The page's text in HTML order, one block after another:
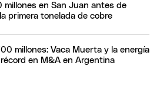
millones en San Juan antes de
primera tonelada de cobre
millones: Vaca Muerta y la energía
en M&A en Argentina